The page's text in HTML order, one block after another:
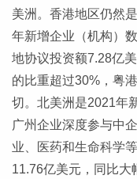
美洲。香港地区仍然
年新增企业（机构）
地协议投资额7.28亿
的比重超过30%，粤
切。北美洲是2021年
广州企业深度参与中
业、医药和生命科学
11.76亿美元，同比大